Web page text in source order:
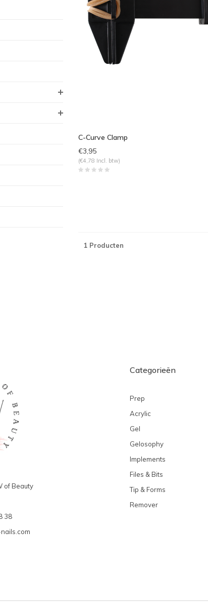
C-Curve Clamp
€3,95
(€4,78 Incl. btw)
1 Producten
of Beauty
38
Categorieën
Prep
Acrylic
Gel
Gelosophy
Implements
Files & Bits
Tip & Forms
Remover